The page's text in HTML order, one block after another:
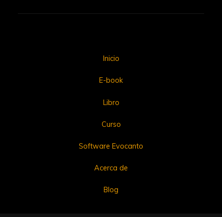
Inicio
E-book
Libro
Curso
Software Evocanto
Acerca de
Blog